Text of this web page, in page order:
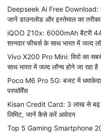
Deepseek Ai Free Download:
जानें डाउनलोड और इस्तेमाल का तरीका
iQOO Z10x: 6000mAh बैटरी 44
शानदार फीचर्स के साथ भारत में जल्द
Vivo X200 Pro Mini: विवो का
साथ भारत में जल्द लॉन्च होने जा रहा है
Poco M6 Pro 5G: बजट में
परफॉर्मेंस
Kisan Credit Card: 3 लाख से बढ़
लिमिट, जानें कैसे करें आवेदन
Top 5 Gaming Smartphone